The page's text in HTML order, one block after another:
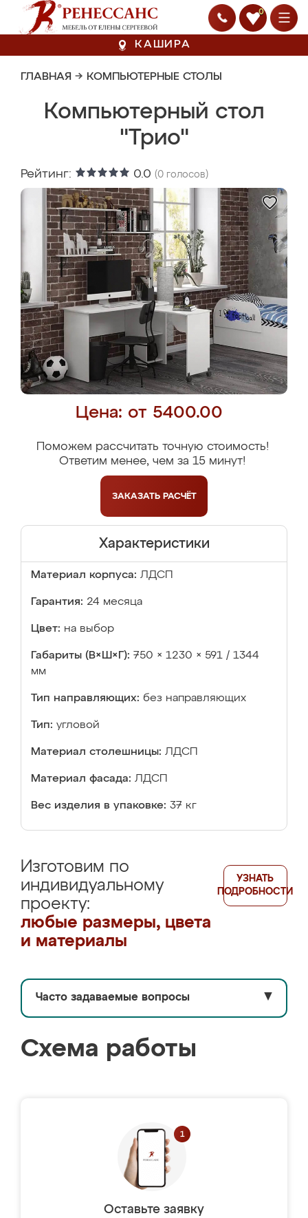
0
КАШИРА
ГЛАВНАЯ → КОМПЬЮТЕРНЫЕ СТОЛЫ
Компьютерный стол
"Трио"
Рейтинг: 0.0 (0 голосов)
Цена: от 5400.00
Поможем рассчитать точную стоимость!
Ответим менее, чем за 15 минут!
ЗАКАЗАТЬ РАСЧЁТ
Характеристики
Материал корпуса: ЛДСП
Гарантия: 24 месяца
Цвет: на выбор
Габариты (В×Ш×Г): 750 × 1230 × 591 / 1344
мм
Тип направляющих: без направляющих
Тип: угловой
Материал столешницы: ЛДСП
Материал фасада: ЛДСП
Вес изделия в упаковке: 37 кг
Изготовим по
индивидуальному
проекту:
любые размеры, цвета
и материалы
УЗНАТЬ
ПОДРОБНОСТИ
Часто задаваемые вопросы ▼
Схема работы
Оставьте заявку